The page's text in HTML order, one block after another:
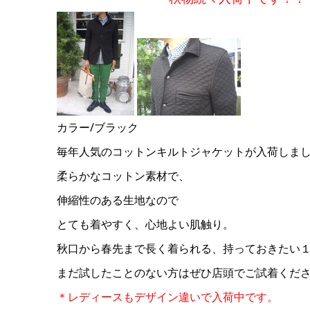
カラー/ブラック
毎年人気のコットンキルトジャケットが入荷しまし
柔らかなコットン素材で、
伸縮性のある生地なので
とても着やすく、心地よい肌触り。
秋口から春先まで長く着られる、持っておきたい１
まだ試したことのない方はぜひ店頭でご試着くださ
＊レディースもデザイン違いで入荷中です。